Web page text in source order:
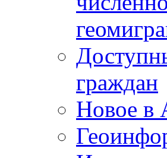
граждан
Новое в